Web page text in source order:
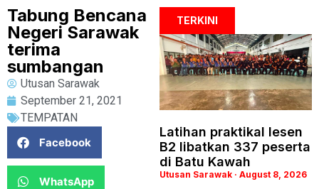
Tabung Bencana
Negeri Sarawak
terima
sumbangan
Utusan Sarawak
September 21, 2021
TEMPATAN
Facebook
WhatsApp
TERKINI
Latihan praktikal lesen
B2 libatkan 337 peserta
di Batu Kawah
Utusan Sarawak August 8, 2026